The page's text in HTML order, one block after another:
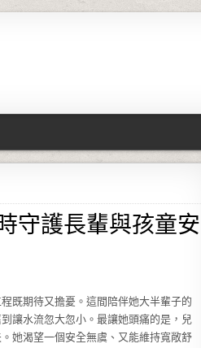
守護長輩與孩童安
既期待又擔憂。這間陪伴她大半輩子的
讓水流忽大忽小。最讓她頭痛的是，兒
她渴望一個安全無虞、又能維持寬敞舒